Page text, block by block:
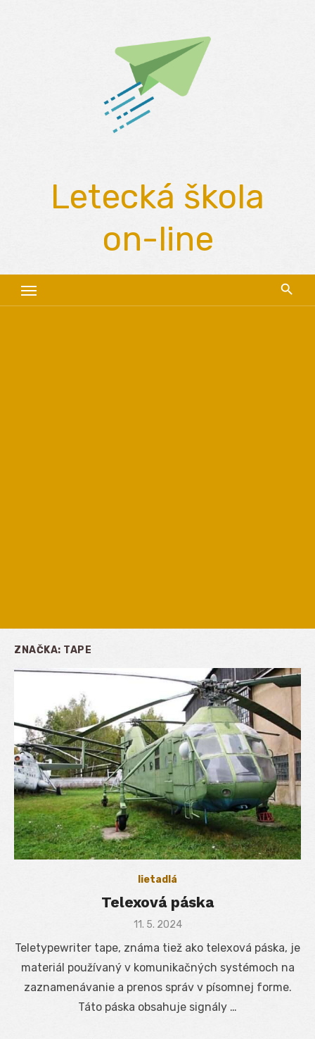
Letecká škola
on-line
ZNAČKA: TAPE
lietadlá
Telexová páska
Posted
11. 5. 2024
Teletypewriter tape, známa tiež ako telexová páska, je
materiál používaný v komunikačných systémoch na
zaznamenávanie a prenos správ v písomnej forme.
Táto páska obsahuje signály …